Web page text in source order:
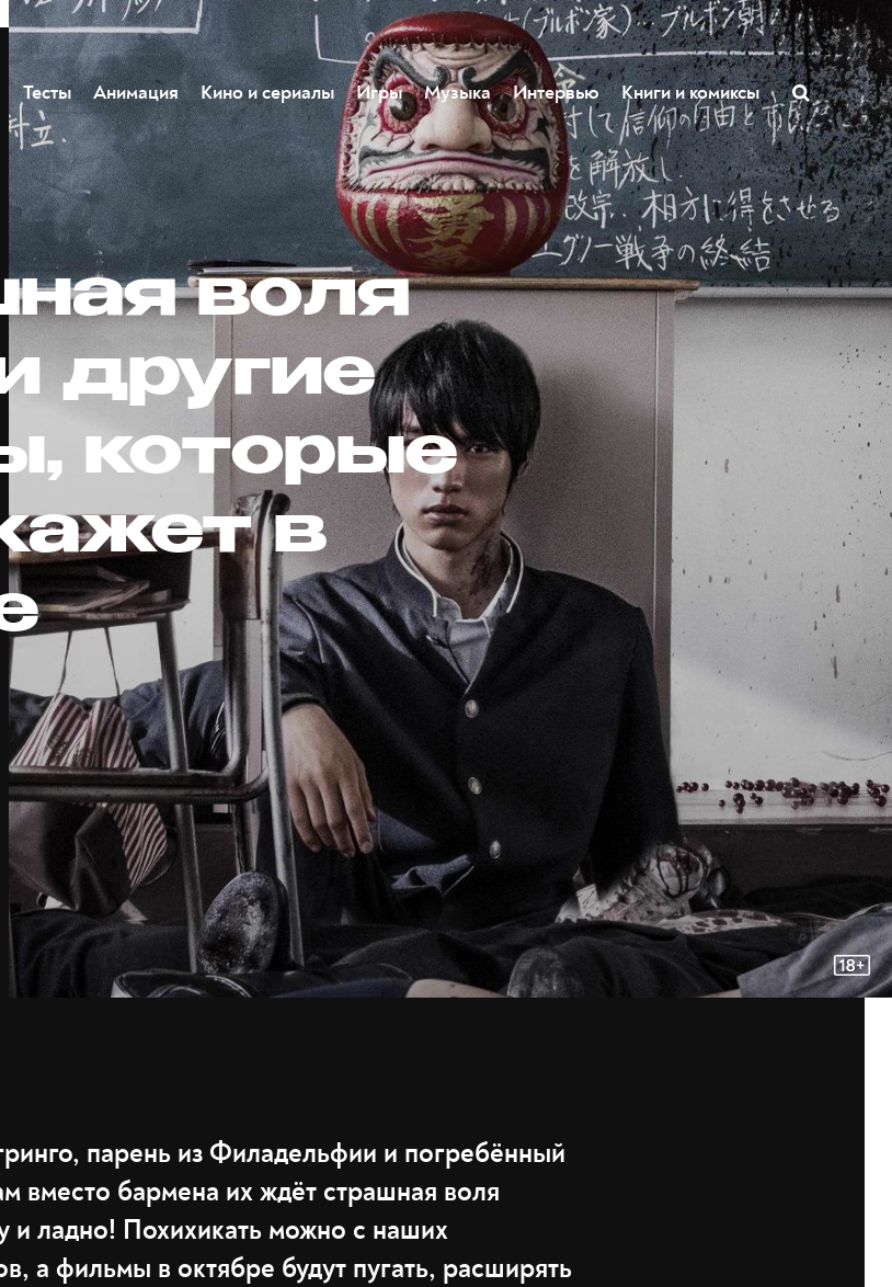
Тесты Анимация Кино и сериалы Игры Музыка Интервью Книги и комиксы
воля
другие
которые
в
парень из Филадельфии и погребённый
вместо бармена их ждёт страшная воля
ладно! Похихикать можно с наших
а фильмы в октябре будут пугать, расширять